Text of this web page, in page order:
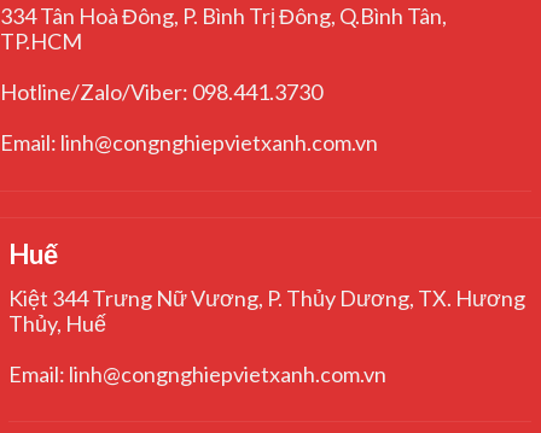
334 Tân Hoà Đông, P. Bình Trị Đông, Q.Bình Tân,
TP.HCM
Hotline/Zalo/Viber: 098.441.3730
Email: linh@congnghiepvietxanh.com.vn
Huế
Kiệt 344 Trưng Nữ Vương, P. Thủy Dương, TX. Hương
Thủy, Huế
Email: linh@congnghiepvietxanh.com.vn